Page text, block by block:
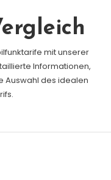
mit unserer
Informationen,
Auswahl des idealen